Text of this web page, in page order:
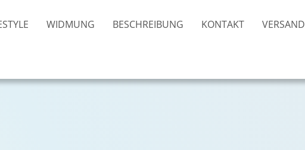
WIDMUNG BESCHREIBUNG KONTAKT VERSAND